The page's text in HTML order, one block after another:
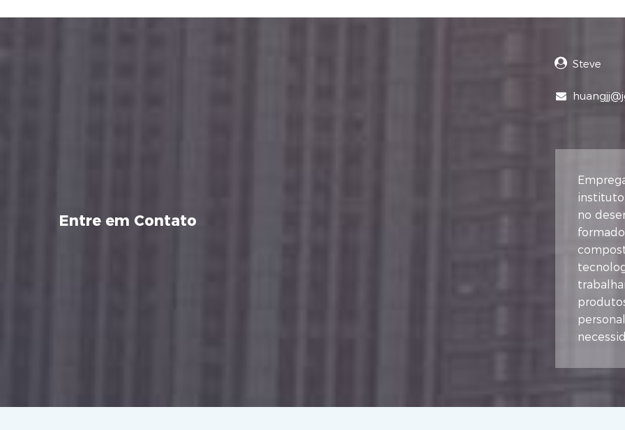
Entre em Contato
Steve
no